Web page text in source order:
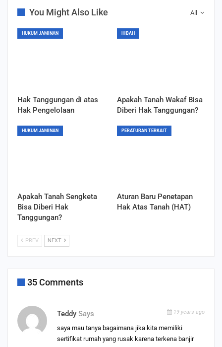
All
You Might Also Like
HUKUM JAMINAN
Hak Tanggungan di atas
Hak Pengelolaan
HIBAH
Apakah Tanah Wakaf Bisa
Diberi Hak Tanggungan?
HUKUM JAMINAN
Apakah Tanah Sengketa
Bisa Diberi Hak
Tanggungan?
PERATURAN TERKAIT
Aturan Baru Penetapan
Hak Atas Tanah (HAT)
PREV NEXT
35 Comments
Teddy Says 19 years ago
saya mau tanya bagaimana jika kita memiliki
sertifikat rumah yang rusak karena terkena banjir